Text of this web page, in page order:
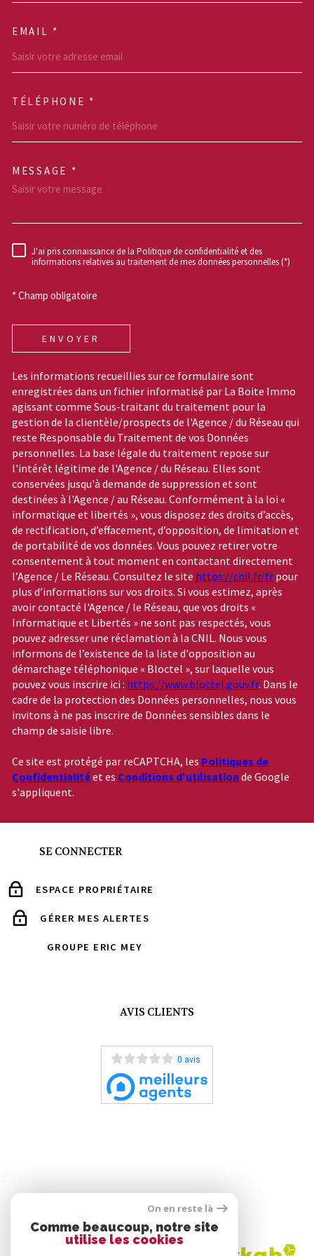
EMAIL *
TÉLÉPHONE *
MESSAGE *
RÈGLEMENTATION
J'ai pris connaissance de la Politique de confidentialité et des
informations relatives au traitement de mes données personnelles (*)
* Champ obligatoire
ENVOYER
Les informations recueillies sur ce formulaire sont
enregistrées dans un fichier informatisé par La Boite Immo
agissant comme Sous-traitant du traitement pour la
gestion de la clientèle/prospects de l'Agence / du Réseau qui
reste Responsable du Traitement de vos Données
personnelles. La base légale du traitement repose sur
l'intérêt légitime de l'Agence / du Réseau. Elles sont
conservées jusqu'à demande de suppression et sont
destinées à l'Agence / au Réseau. Conformément à la loi «
informatique et libertés », vous disposez des droits d’accès,
de rectification, d’effacement, d’opposition, de limitation et
de portabilité de vos données. Vous pouvez retirer votre
consentement à tout moment en contactant directement
l’Agence / Le Réseau. Consultez le site https://cnil.fr/fr pour
plus d’informations sur vos droits. Si vous estimez, après
avoir contacté l'Agence / le Réseau, que vos droits «
Informatique et Libertés » ne sont pas respectés, vous
pouvez adresser une réclamation à la CNIL. Nous vous
informons de l’existence de la liste d'opposition au
démarchage téléphonique « Bloctel », sur laquelle vous
pouvez vous inscrire ici : https://www.bloctel.gouv.fr. Dans le
cadre de la protection des Données personnelles, nous vous
invitons à ne pas inscrire de Données sensibles dans le
champ de saisie libre.
Ce site est protégé par reCAPTCHA, les Politiques de
Confidentialitéet es Conditions d'utilisation de Google
s'appliquent.
SE CONNECTER
ESPACE PROPRIÉTAIRE
GÉRER MES ALERTES
GROUPE ERIC MEY
AVIS CLIENTS
0 avis
ADHÉRENTS
On en reste là
Comme beaucoup, notre site
utilise les cookies